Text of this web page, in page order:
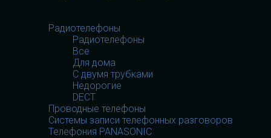
Радиотелефоны
Радиотелефоны
Все
Для дома
С двумя трубками
Недорогие
DECT
Проводные телефоны
Системы записи телефонных разговоров
Телефония PANASONIC